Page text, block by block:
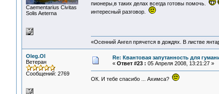
Сaementarius Civitas
Solis Aeterna
пионеры,в таких делах всегда готовы помочь.
интересный разговор.
«Осенний Ангел прячется в дождях. В листве
Oleg.Ol
Ветеран
Сообщений: 2769
Re: Квантовая запутанность для
« Ответ #23 : 05 Апреля 2008, 13:21:27 »
ОК. И тебе спасибо ... Ахимса?